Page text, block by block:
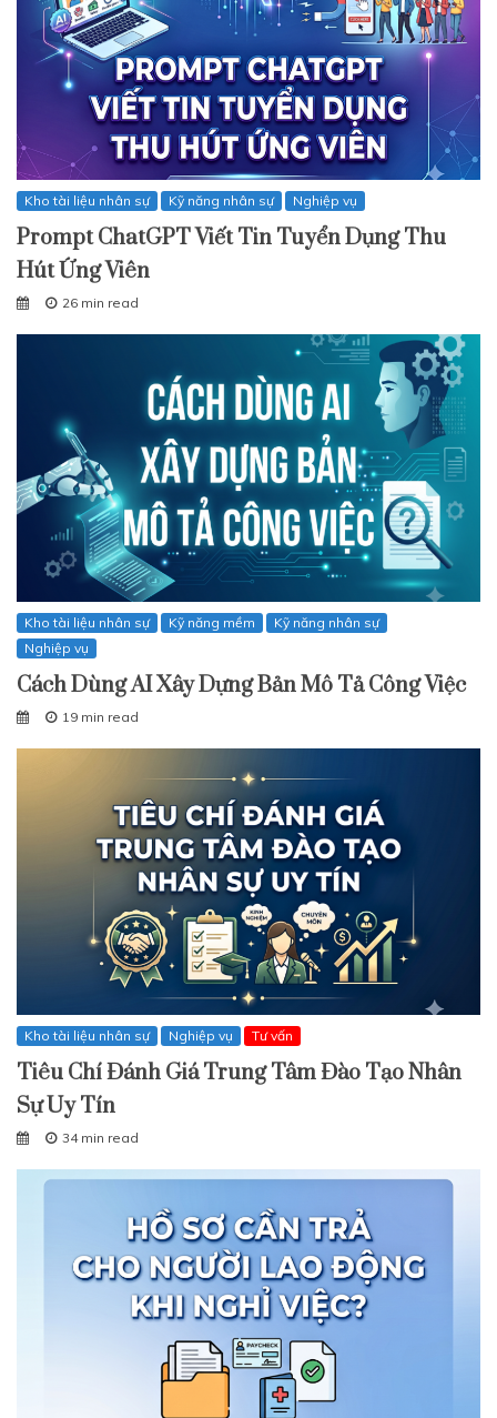
Kho tài liệu nhân sự Kỹ năng nhân sự Nghiệp vụ
Prompt ChatGPT Viết Tin Tuyển Dụng Thu
Hút Ứng Viên
26 min read
Kho tài liệu nhân sự Kỹ năng mềm
Kỹ năng nhân sự
Nghiệp vụ
Cách Dùng AI Xây Dựng Bản Mô Tả Công Việc
19 min read
Kho tài liệu nhân sự Nghiệp vụ Tư vấn
Tiêu Chí Đánh Giá Trung Tâm Đào Tạo Nhân
Sự Uy Tín
34 min read